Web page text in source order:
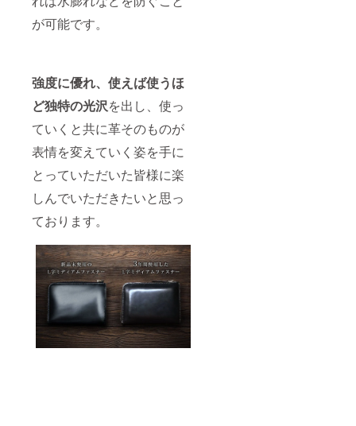
が可能です。
強度に優れ、使えば使うほ
ど独特の光沢を出し、使っ
ていくと共に革そのものが
表情を変えていく姿を手に
とっていただいた皆様に楽
しんでいただきたいと思っ
ております。